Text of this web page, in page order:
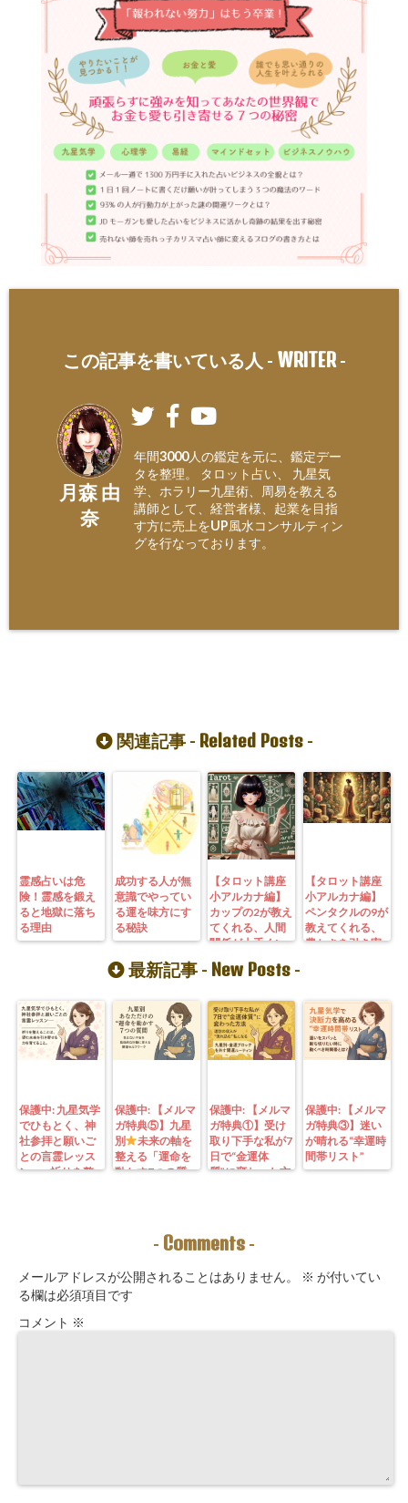
この記事を書いている人 - WRITER-
月森 由
奈
年間3000人の鑑定を元に、鑑定デー
タを整理。 タロット占い、 九星気
学、ホラリー九星術、周易を教える
講師として、経営者様、起業を目指
す方に売上をUP風水コンサルティン
グを行なっております。
関連記事 - Related Posts-
霊感占いは危
険！霊感を鍛え
ると地獄に落ち
る理由
成功する人が無
意識でやってい
る運を味方にす
る秘訣
【タロット講座
小アルカナ編】
カップの2が教え
てくれる、人間
関係が上手くい
く秘訣
【タロット講座
小アルカナ編】
ペンタクルの9が
教えてくれる、
豊かさを引き寄
最新記事 - New Posts -
保護中: 九星気学
でひもとく、神
社参拝と願いご
との言霊レッス
ン—— 祈りを整
保護中: 【メルマ
ガ特典⑤】九星
別
未来の軸を
整える「運命を
動かす7つの質
ーチングできま
保護中: 【メルマ
ガ特典①】受け
取り下手な私が7
日で“金運体
質”に変わった方
九星別・金運ブ
ロックを外す開
保護中: 【メルマ
ガ特典③】迷い
が晴れる“幸運時
間帯リスト”
- Comments -
メールアドレスが公開されることはありません。 ※ が付いてい
る欄は必須項目です
コメント ※